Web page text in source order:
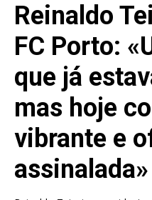
Reinaldo
FC Porto:
que já
mas hoje
vibrante e
assinalada»